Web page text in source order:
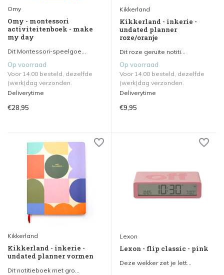
Omy
Omy - montessori
activiteitenboek - make
my day
Dit Montessori-speelgoe...
Op voorraad
Voor 14.00 besteld, dezelfde
(werk)dag verzonden.
Deliverytime
€28,95
Kikkerland
Kikkerland - inkerie -
undated planner
roze/oranje
Dit roze geruite notiti...
Op voorraad
Voor 14.00 besteld, dezelfde
(werk)dag verzonden.
Deliverytime
€9,95
Kikkerland
Kikkerland - inkerie -
undated planner vormen
Dit notitieboek met gro...
Lexon
Lexon - flip classic - pink
Deze wekker zet je lett...